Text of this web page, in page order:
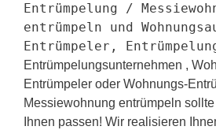
Entrümpelung /
entrümpeln und
Entrümpeler,
Entrümpelungsunternehmen ,
Entrümpeler oder Wohnungs-
Messiewohnung entrümpeln
Ihnen passen! Wir realisieren